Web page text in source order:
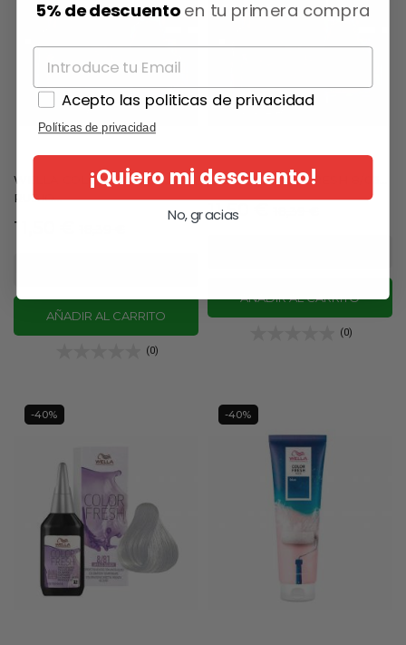
WELLA COLOR FRESH 8/0
RUBIO...
Precio
11,50 €
AÑADIR AL CARRITO
(0)
WELLA COLOR FRESH 8/03...
Precio
11,50 €
AÑADIR AL CARRITO
(0)
-40% -40%
5% de descuentoen tu primera compra
Acepto las politicas de privacidad
Políticas de privacidad
¡Quiero mi descuento!
No, gracias